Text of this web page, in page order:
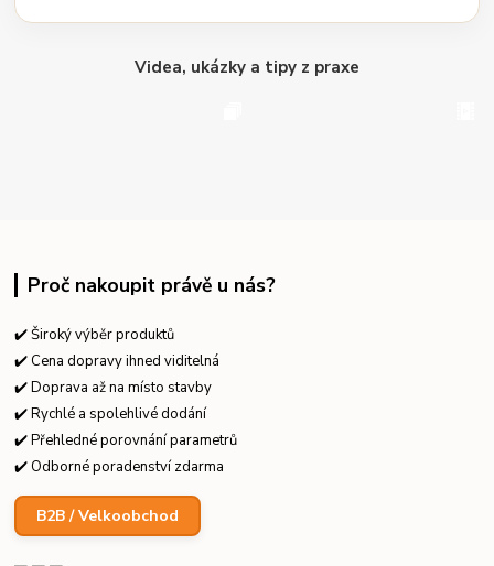
Videa, ukázky a tipy z praxe
Proč nakoupit právě u nás?
✔️ Široký výběr produktů
✔️ Cena dopravy ihned viditelná
✔️ Doprava až na místo stavby
✔️ Rychlé a spolehlivé dodání
✔️ Přehledné porovnání parametrů
✔️ Odborné poradenství zdarma
B2B / Velkoobchod